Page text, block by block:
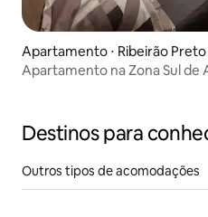
Apartamento ⋅ Ribeirão Preto
Apartamento na Zona Sul de
Destinos para
Outros tipos de acomodações